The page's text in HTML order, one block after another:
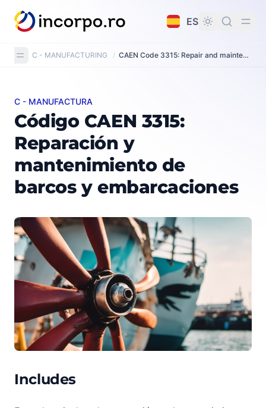
principal
ES
C - MANUFACTURING / CAEN Code 3315: Repair and maintenance of ships and boats
Código CAEN 3315: Reparación y mantenimiento de
C - MANUFACTURA
Código CAEN 3315:
Reparación y
mantenimiento de
barcos y embarcaciones
Includes